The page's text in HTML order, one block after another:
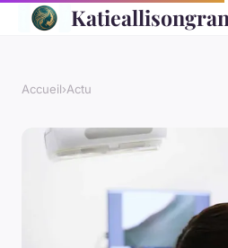
Accueil›Actu